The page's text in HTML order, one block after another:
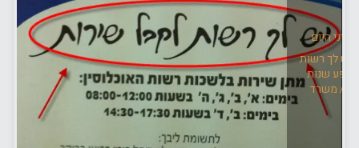
ענייני היום
יש לך רשות
מופע שנות
/ משרד